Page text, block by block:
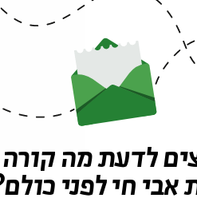
ראשון
לדעת מה קורה
אבי חי לפני